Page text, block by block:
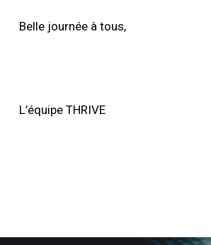
Belle journée à tous,
L’équipe THRIVE